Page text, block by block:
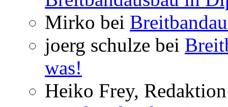
Mirko bei
joerg schulze bei
was!
Heiko Frey,